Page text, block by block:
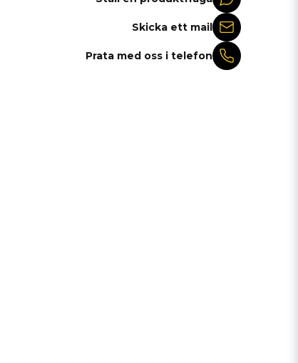
Skicka ett mail
Prata med oss i telefon